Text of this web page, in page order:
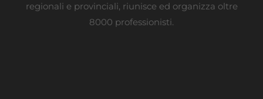
regionali e provinciali, riunisce ed organizza oltre
8000 professionisti.